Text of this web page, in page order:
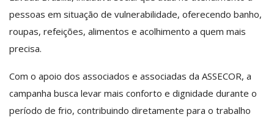
pessoas em situação de vulnerabilidade, oferecendo banho,
roupas, refeições, alimentos e acolhimento a quem mais
precisa.
Com o apoio dos associados e associadas da ASSECOR, a
campanha busca levar mais conforto e dignidade durante o
período de frio, contribuindo diretamente para o trabalho